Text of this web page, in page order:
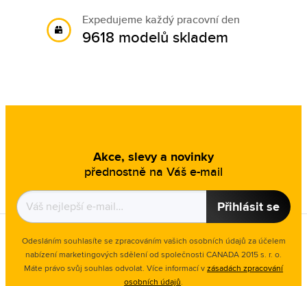
Expedujeme každý pracovní den
9618 modelů skladem
Akce, slevy a novinky
přednostně na Váš e-mail
Přihlásit se
Odesláním souhlasíte se zpracováním vašich osobních údajů za účelem
nabízení marketingových sdělení od společnosti CANADA 2015 s. r. o.
Máte právo svůj souhlas odvolat. Více informací vzásadách zpracování
osobních údajů.